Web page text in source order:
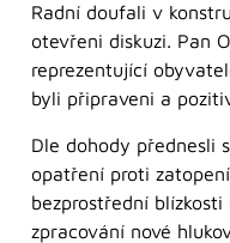
Radní doufali v
otevřeni diskuzi. Pan
reprezentující
byli připraveni a
Dle dohody přednesli
opatření proti
bezprostřední
zpracování nové